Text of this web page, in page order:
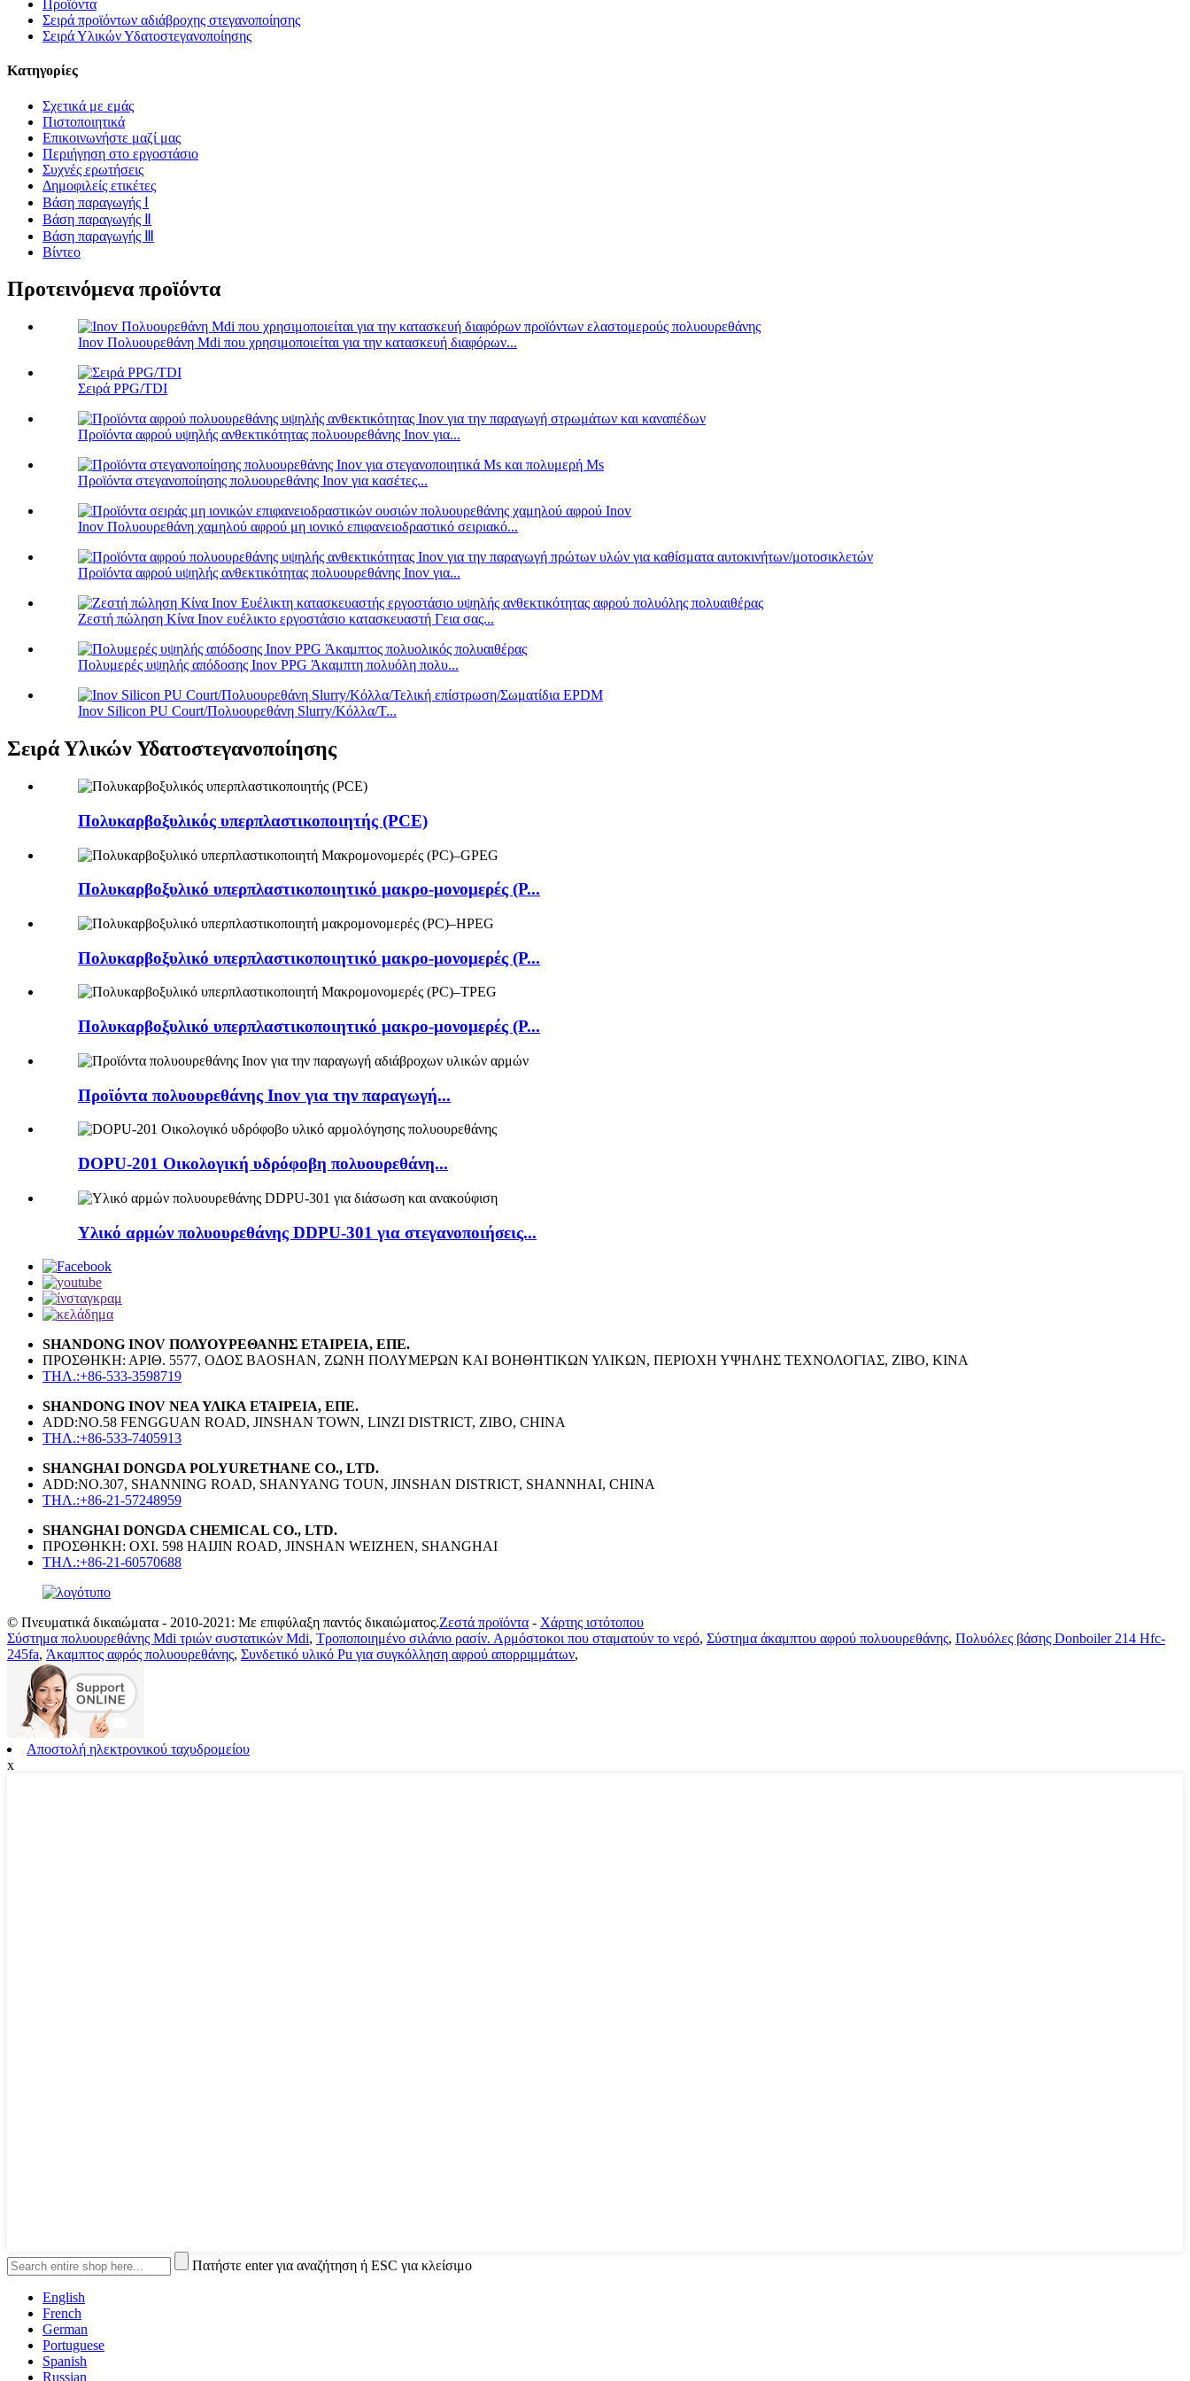
Προϊόντα
Σειρά προϊόντων αδιάβροχης στεγανοποίησης
Σειρά Υλικών Υδατοστεγανοποίησης
Κατηγορίες
Σχετικά με εμάς
Πιστοποιητικά
Επικοινωνήστε μαζί μας
Περιήγηση στο εργοστάσιο
Συχνές ερωτήσεις
Δημοφιλείς ετικέτες
Βάση παραγωγής Ⅰ
Βάση παραγωγής Ⅱ
Βάση παραγωγής Ⅲ
Βίντεο
Προτεινόμενα προϊόντα
Inov Πολυουρεθάνη Mdi που χρησιμοποιείται για την κατασκευή διαφόρων...
Σειρά PPG/TDI
Προϊόντα αφρού υψηλής ανθεκτικότητας πολυουρεθάνης Inov για...
Προϊόντα στεγανοποίησης πολυουρεθάνης Inov για κασέτες...
Inov Πολυουρεθάνη χαμηλού αφρού μη ιονικό επιφανειοδραστικό σειριακό...
Προϊόντα αφρού υψηλής ανθεκτικότητας πολυουρεθάνης Inov για...
Ζεστή πώληση Κίνα Inov ευέλικτο εργοστάσιο κατασκευαστή Γεια σας...
Πολυμερές υψηλής απόδοσης Inov PPG Άκαμπτη πολυόλη πολυ...
Inov Silicon PU Court/Πολυουρεθάνη Slurry/Κόλλα/T...
Σειρά Υλικών Υδατοστεγανοποίησης
Πολυκαρβοξυλικός υπερπλαστικοποιητής (PCE)
Πολυκαρβοξυλικό υπερπλαστικοποιητικό μακρο-μονομερές (P...
Πολυκαρβοξυλικό υπερπλαστικοποιητικό μακρο-μονομερές (P...
Πολυκαρβοξυλικό υπερπλαστικοποιητικό μακρο-μονομερές (P...
Προϊόντα πολυουρεθάνης Inov για την παραγωγή...
DOPU-201 Οικολογική υδρόφοβη πολυουρεθάνη...
Υλικό αρμών πολυουρεθάνης DDPU-301 για στεγανοποιήσεις...
SHANDONG INOV ΠΟΛΥΟΥΡΕΘΑΝΗΣ ΕΤΑΙΡΕΙΑ, ΕΠΕ.
ΠΡΟΣΘΗΚΗ: ΑΡΙΘ. 5577, ΟΔΟΣ BAOSHAN, ΖΩΝΗ ΠΟΛΥΜΕΡΩΝ ΚΑΙ ΒΟΗΘΗΤΙΚΩΝ ΥΛΙΚΩΝ, ΠΕΡΙΟΧΗ ΥΨΗΛΗΣ ΤΕΧΝΟΛΟΓΙΑΣ, ZIBO, ΚΙΝΑ
ΤΗΛ.:+86-533-3598719
SHANDONG INOV ΝΕΑ ΥΛΙΚΑ ΕΤΑΙΡΕΙΑ, ΕΠΕ.
ADD:NO.58 FENGGUAN ROAD, JINSHAN TOWN, LINZI DISTRICT, ZIBO, CHINA
ΤΗΛ.:+86-533-7405913
SHANGHAI DONGDA POLYURETHANE CO., LTD.
ADD:NO.307, SHANNING ROAD, SHANYANG TOUN, JINSHAN DISTRICT, SHANNHAI, CHINA
ΤΗΛ.:+86-21-57248959
SHANGHAI DONGDA CHEMICAL CO., LTD.
ΠΡΟΣΘΗΚΗ: ΟΧΙ. 598 HAIJIN ROAD, JINSHAN WEIZHEN, SHANGHAI
ΤΗΛ.:+86-21-60570688
© Πνευματικά δικαιώματα - 2010-2021: Με επιφύλαξη παντός δικαιώματος.Ζεστά προϊόντα - Χάρτης ιστότοπου
Σύστημα πολυουρεθάνης Mdi τριών συστατικών Mdi, Τροποποιημένο σιλάνιο ρασίν. Αρμόστοκοι που σταματούν το νερό, Σύστημα άκαμπτου αφρού πολυουρεθάνης, Πολυόλες βάσης Donboiler 214 Hfc-
245fa, Άκαμπτος αφρός πολυουρεθάνης, Συνδετικό υλικό Pu για συγκόλληση αφρού απορριμμάτων,
Αποστολή ηλεκτρονικού ταχυδρομείου
x
Πατήστε enter για αναζήτηση ή ESC για κλείσιμο
English
French
German
Portuguese
Spanish
Russian